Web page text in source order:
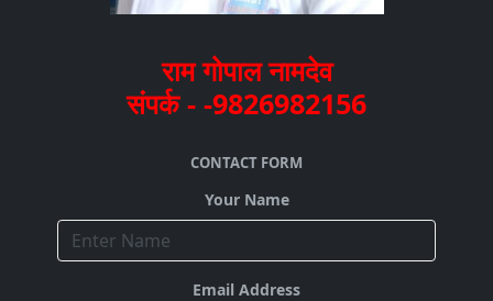
राम गोपाल नामदेव
संपर्क - -9826982156
CONTACT FORM
Your Name
Email Address